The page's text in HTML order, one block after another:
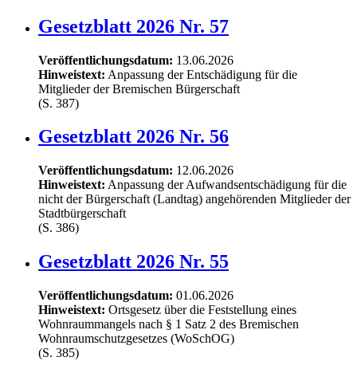
Gesetzblatt 2026 Nr. 57
Veröffentlichungsdatum: 13.06.2026
Hinweistext: Anpassung der Entschädigung für die
Mitglieder der Bremischen Bürgerschaft
(S. 387)
Gesetzblatt 2026 Nr. 56
Veröffentlichungsdatum: 12.06.2026
Hinweistext: Anpassung der Aufwandsentschädigung für die
nicht der Bürgerschaft (Landtag) angehörenden Mitglieder der
Stadtbürgerschaft
(S. 386)
Gesetzblatt 2026 Nr. 55
Veröffentlichungsdatum: 01.06.2026
Hinweistext: Ortsgesetz über die Feststellung eines
Wohnraummangels nach § 1 Satz 2 des Bremischen
Wohnraumschutzgesetzes (WoSchOG)
(S. 385)